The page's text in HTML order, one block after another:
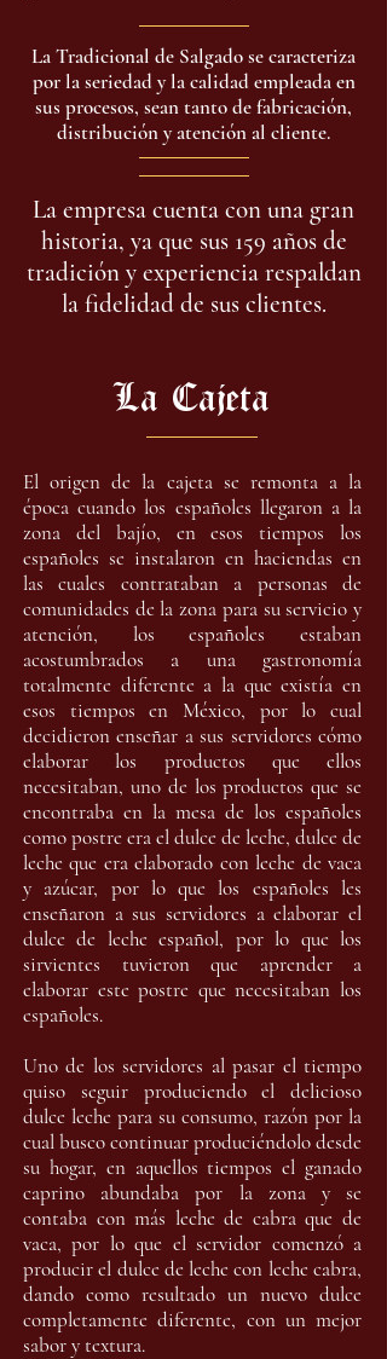
La Tradicional de Salgado se caracteriza
por la seriedad y la calidad empleada en
sus procesos, sean tanto de fabricación,
distribución y atención al cliente.
La empresa cuenta con una gran
historia, ya que sus 159 años de
tradición y experiencia respaldan
la fidelidad de sus clientes.
La Cajeta
El origen de la cajeta se remonta a la
época cuando los españoles llegaron a la
zona del bajío, en esos tiempos los
españoles se instalaron en haciendas en
las cuales contrataban a personas de
comunidades de la zona para su servicio y
atención, los españoles estaban
acostumbrados a una gastronomía
totalmente diferente a la que existía en
esos tiempos en México, por lo cual
decidieron enseñar a sus servidores cómo
elaborar los productos que ellos
necesitaban, uno de los productos que se
encontraba en la mesa de los españoles
como postre era el dulce de leche, dulce de
leche que era elaborado con leche de vaca
y azúcar, por lo que los españoles les
enseñaron a sus servidores a elaborar el
dulce de leche español, por lo que los
sirvientes tuvieron que aprender a
elaborar este postre que necesitaban los
españoles.
Uno de los servidores al pasar el tiempo
quiso seguir produciendo el delicioso
dulce leche para su consumo, razón por la
cual busco continuar produciéndolo desde
su hogar, en aquellos tiempos el ganado
caprino abundaba por la zona y se
contaba con más leche de cabra que de
vaca, por lo que el servidor comenzó a
producir el dulce de leche con leche cabra,
dando como resultado un nuevo dulce
completamente diferente, con un mejor
sabor y textura.